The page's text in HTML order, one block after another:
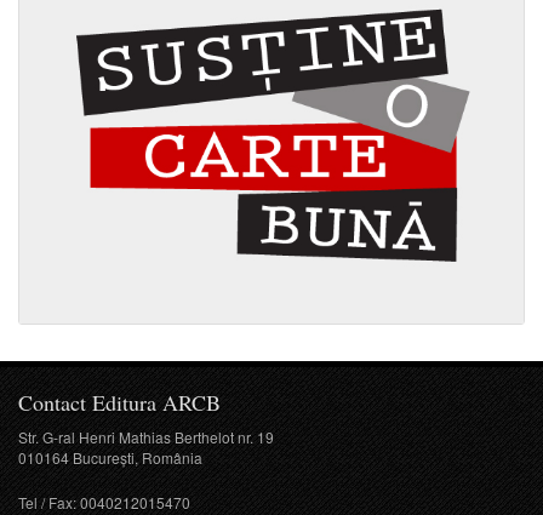
Contact Editura ARCB
Str. G-ral Henri Mathias Berthelot nr. 19
010164 București, România
Tel / Fax: 0040212015470